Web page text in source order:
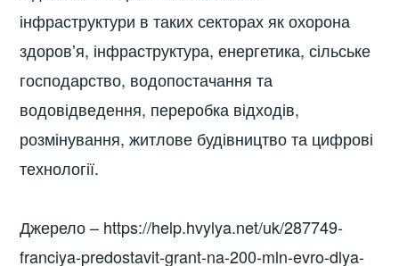
інфраструктури в таких секторах як охорона
здоровʼя, інфраструктура, енергетика, сільське
господарство, водопостачання та
водовідведення, переробка відходів,
розмінування, житлове будівництво та цифрові
технології.
Джерело – https://help.hvylya.net/uk/287749-
franciya-predostavit-grant-na-200-mln-evro-dlya-